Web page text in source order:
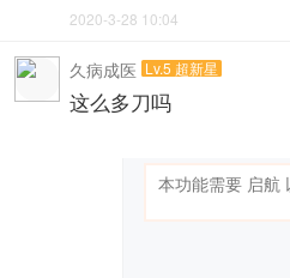
2020-3-28 10:04
久病成医 Lv.5 超新星
这么多刀吗